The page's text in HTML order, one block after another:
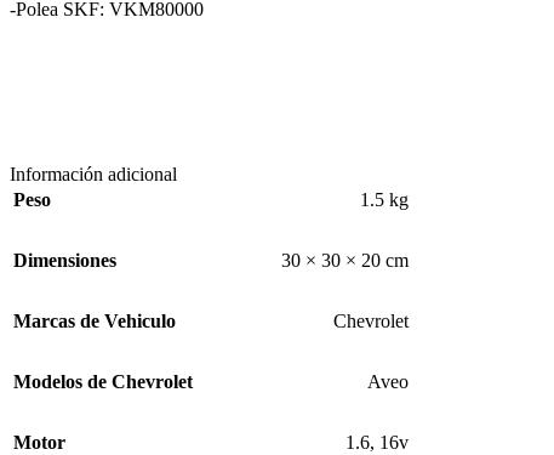
-Polea SKF: VKM80000
Información adicional
Peso
1.5 kg
Dimensiones 30 × 30 × 20 cm
Marcas de Vehiculo Chevrolet
Modelos de Chevrolet Aveo
Motor 1.6, 16v